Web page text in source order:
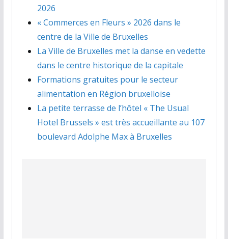
2026
« Commerces en Fleurs » 2026 dans le
centre de la Ville de Bruxelles
La Ville de Bruxelles met la danse en vedette
dans le centre historique de la capitale
Formations gratuites pour le secteur
alimentation en Région bruxelloise
La petite terrasse de l’hôtel « The Usual
Hotel Brussels » est très accueillante au 107
boulevard Adolphe Max à Bruxelles